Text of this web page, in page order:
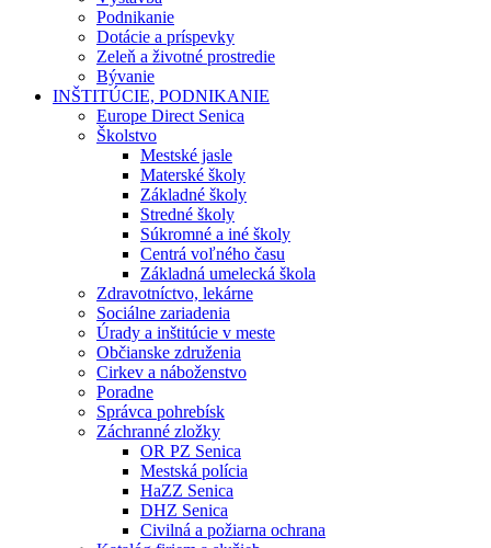
Podnikanie
Dotácie a príspevky
Zeleň a životné prostredie
Bývanie
INŠTITÚCIE, PODNIKANIE
Europe Direct Senica
Školstvo
Mestské jasle
Materské školy
Základné školy
Stredné školy
Súkromné a iné školy
Centrá voľného času
Základná umelecká škola
Zdravotníctvo, lekárne
Sociálne zariadenia
Úrady a inštitúcie v meste
Občianske združenia
Cirkev a náboženstvo
Poradne
Správca pohrebísk
Záchranné zložky
OR PZ Senica
Mestská polícia
HaZZ Senica
DHZ Senica
Civilná a požiarna ochrana